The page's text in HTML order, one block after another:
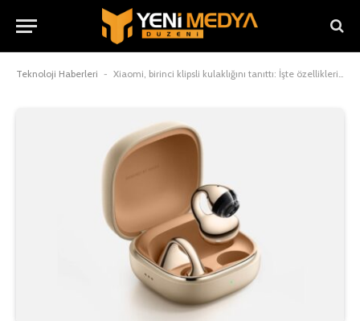
Teknoloji Haberleri - Xiaomi, birinci klipsli kulaklığını tanıttı: İşte özellikleri ve fiyatı